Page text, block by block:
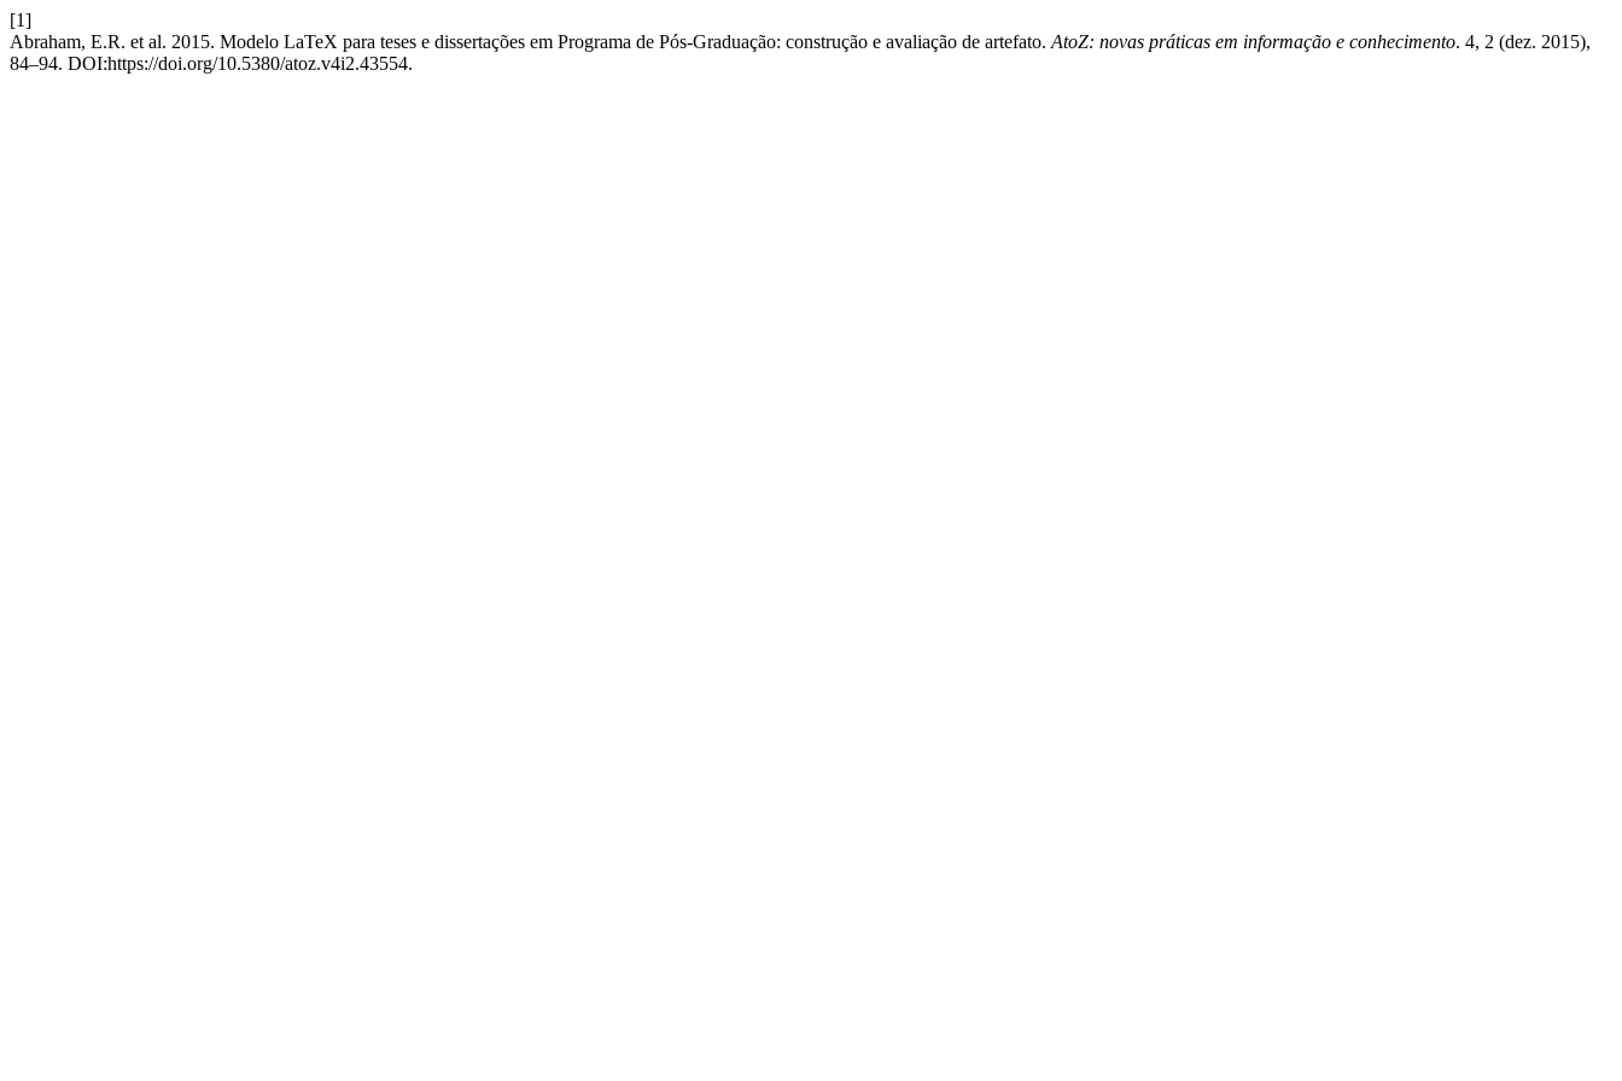
[1]
Abraham, E.R. et al. 2015. Modelo LaTeX para teses e dissertações em Programa de Pós-Graduação: construção e avaliação de artefato. AtoZ: novas práticas em informação e conhecimento. 4, 2 (dez. 2015),
84–94. DOI:https://doi.org/10.5380/atoz.v4i2.43554.